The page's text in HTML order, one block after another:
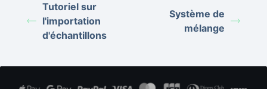
Tutoriel sur
l'importation
d'échantillons
Système de
mélange